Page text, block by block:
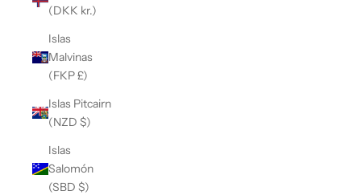
(DKK kr.)
Islas
Malvinas
(FKP £)
Islas Pitcairn
(NZD $)
Islas
Salomón
(SBD $)